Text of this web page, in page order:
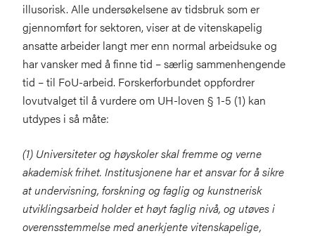
illusorisk. Alle undersøkelsene av tidsbruk som er
gjennomført for sektoren, viser at de vitenskapelig
ansatte arbeider langt mer enn normal arbeidsuke og
har vansker med å finne tid – særlig sammenhengende
tid – til FoU-arbeid. Forskerforbundet oppfordrer
lovutvalget til å vurdere om UH-loven § 1-5 (1) kan
utdypes i så måte:
(1) Universiteter og høyskoler skal fremme og verne
akademisk frihet. Institusjonene har et ansvar for å sikre
at undervisning, forskning og faglig og kunstnerisk
utviklingsarbeid holder et høyt faglig nivå, og utøves i
overensstemmelse med anerkjente vitenskapelige,